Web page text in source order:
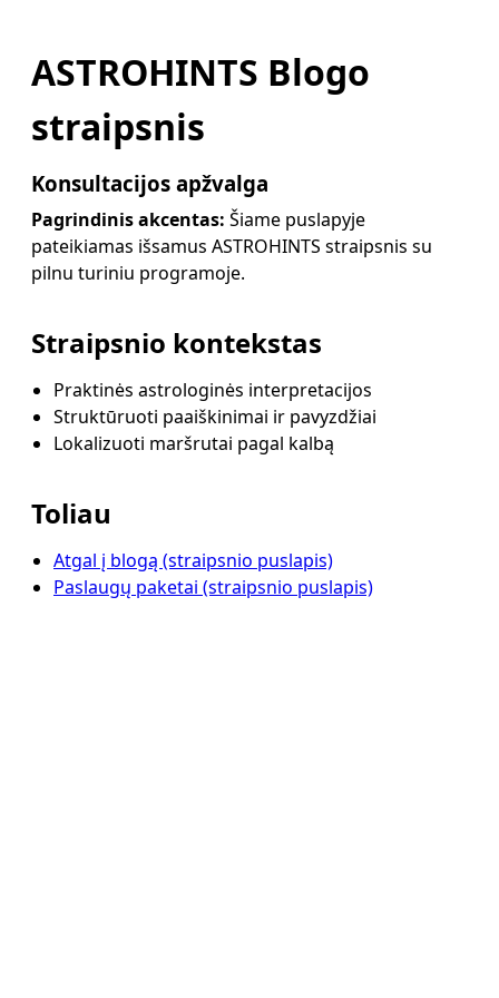
ASTROHINTS Blogo
straipsnis
Konsultacijos apžvalga
Pagrindinis akcentas: Šiame puslapyje
pateikiamas išsamus ASTROHINTS straipsnis su
pilnu turiniu programoje.
Straipsnio kontekstas
Praktinės astrologinės interpretacijos
Struktūruoti paaiškinimai ir pavyzdžiai
Lokalizuoti maršrutai pagal kalbą
Toliau
Atgal į blogą (straipsnio puslapis)
Paslaugų paketai (straipsnio puslapis)